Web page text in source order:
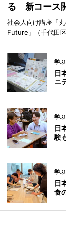
る 新コース
社会人向け講座「
Future」（千代田区
学ぶ
日
ニ
学ぶ
日
験
学ぶ
日
食